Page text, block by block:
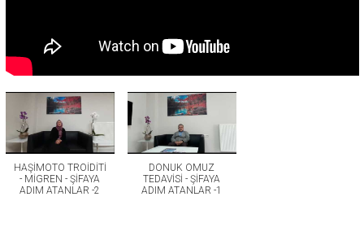
HAŞİMOTO TROİDİTİ
- MİGREN - ŞİFAYA
ADIM ATANLAR -2
DONUK OMUZ
TEDAVİSİ - ŞİFAYA
ADIM ATANLAR -1